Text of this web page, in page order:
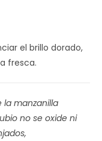
el brillo dorado,
fresca.
la manzanilla
no se oxide ni